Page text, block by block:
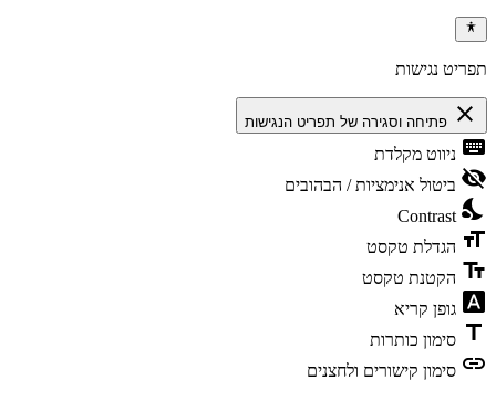
תפריט נגישות
close פתיחה וסגירה של תפריט הנגישות
keyboard ניווט מקלדת
visibility_off ביטול אנימציות / הבהובים
nights_stay
Contrast
format_size הגדלת טקסט
text_fields הקטנת טקסט
font_download גופן קריא
title סימון כותרות
link סימון קישורים ולחצנים